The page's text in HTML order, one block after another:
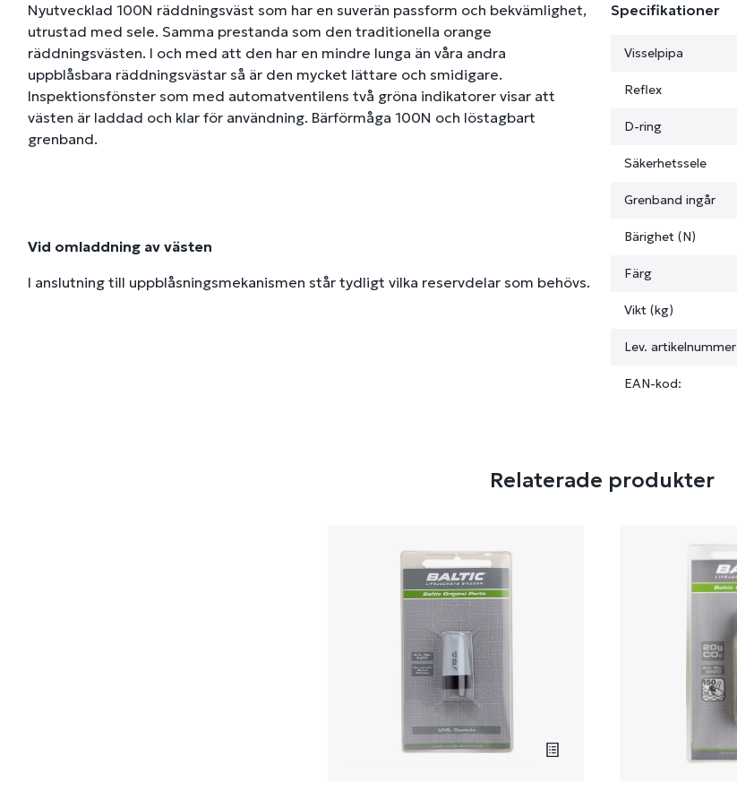
Nyutvecklad 100N räddningsväst som har en suverän passform och bekvämlighet,
utrustad med sele. Samma prestanda som den traditionella orange
räddningsvästen. I och med att den har en mindre lunga än våra andra
uppblåsbara räddningsvästar så är den mycket lättare och smidigare.
Inspektionsfönster som med automatventilens två gröna indikatorer visar att
västen är laddad och klar för användning. Bärförmåga 100N och löstagbart
grenband.
Vid omladdning av västen
I anslutning till uppblåsningsmekanismen står tydligt vilka reservdelar som behövs.
Specifikationer
Visselpipa
Reflex
D-ring
Säkerhetssele
Grenband ingår
Bärighet (N)
Färg
Vikt (kg)
Lev. artikelnummer
EAN-kod:
Relaterade produkter